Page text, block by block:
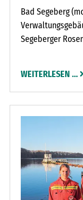
Bad Segeberg
Segeberger
Büros. „In
sind
sagte Segebergs
Architekt
Chipkarte erhielt.
geöffnet werden.
WEITERLESEN …